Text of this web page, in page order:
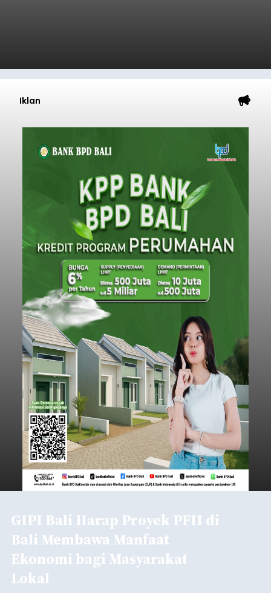
Iklan
GIPI Bali Harap Proyek PFII di
Bali Membawa Manfaat
Ekonomi bagi Masyarakat
Lokal